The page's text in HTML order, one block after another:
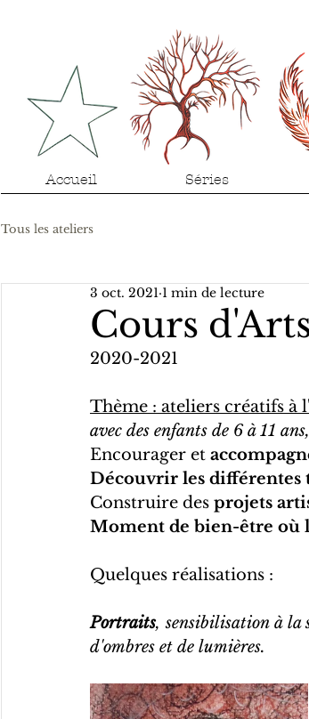
Tous les ateliers
Cours
3 oct. 2021 1 min de lecture
2020-2021
Thème : ateliers créatifs à
avec des enfants de 6 à 11
Encourager et
Découvrir les différentes
Construire des projets
Moment de bien-être où
Quelques réalisations :
Portraits, sensibilisation à la
d'ombres et de lumières.
Accueil Séries